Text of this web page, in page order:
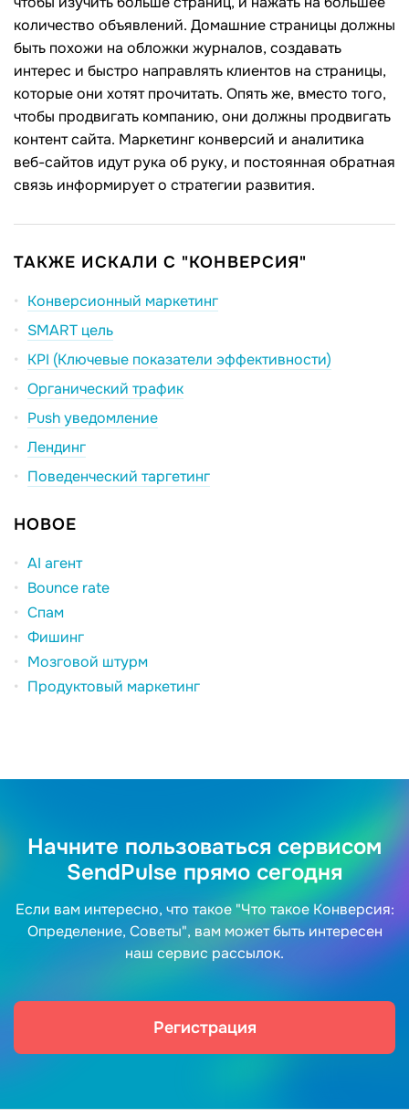
количество объявлений. Домашние страницы должны
быть похожи на обложки журналов, создавать
интерес и быстро направлять клиентов на страницы,
которые они хотят прочитать. Опять же, вместо того,
чтобы продвигать компанию, они должны продвигать
контент сайта. Маркетинг конверсий и аналитика
веб-сайтов идут рука об руку, и постоянная обратная
связь информирует о стратегии развития.
ТАКЖЕ ИСКАЛИ С "КОНВЕРСИЯ"
Конверсионный маркетинг
SMART цель
KPI (Ключевые показатели эффективности)
Органический трафик
Push уведомление
Лендинг
Поведенческий таргетинг
НОВОЕ
AI агент
Bounce rate
Спам
Фишинг
Мозговой штурм
Продуктовый маркетинг
Начните пользоваться сервисом
SendPulse прямо сегодня
Если вам интересно, что такое "Что такое Конверсия:
Определение, Советы", вам может быть интересен
наш сервис рассылок.
Регистрация